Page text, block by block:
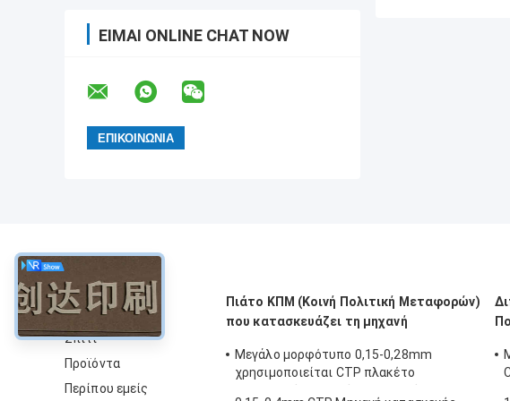
ΕΊΜΑΙ ONLINE CHAT NOW
περίπου
Σπίτι
Προϊόντα
Περίπου εμείς
Πιάτο ΚΠΜ (Κοινή Πολιτική Μεταφορών)
που κατασκευάζει τη μηχανή
Μεγάλο μορφότυπο 0,15-0,28mm
χρησιμοποιείται CTP πλακέτο